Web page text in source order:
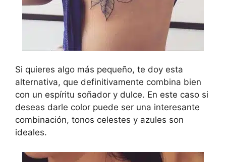
Si quieres algo más pequeño, te doy esta
alternativa, que definitivamente combina bien
con un espíritu soñador y dulce. En este caso si
deseas darle color puede ser una interesante
combinación, tonos celestes y azules son
ideales.